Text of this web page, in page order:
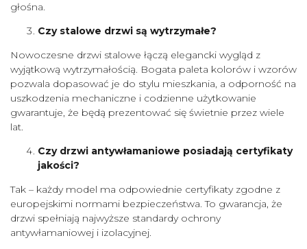
głośna.
Czy stalowe drzwi są wytrzymałe?
Nowoczesne drzwi stalowe łączą elegancki wygląd z
wyjątkową wytrzymałością. Bogata paleta kolorów i wzorów
pozwala dopasować je do stylu mieszkania, a odporność na
uszkodzenia mechaniczne i codzienne użytkowanie
gwarantuje, że będą prezentować się świetnie przez wiele
lat.
Czy drzwi antywłamaniowe posiadają certyfikaty
jakości?
Tak – każdy model ma odpowiednie certyfikaty zgodne z
europejskimi normami bezpieczeństwa. To gwarancja, że
drzwi spełniają najwyższe standardy ochrony
antywłamaniowej i izolacyjnej.